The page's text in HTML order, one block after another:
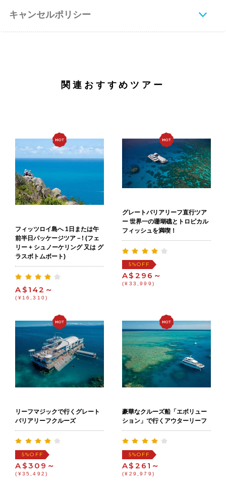
キャンセルポリシー
関連おすすめツアー
フィッツロイ島へ 1日または午
前半日パッケージツア－! (フェ
リー + シュノーケリング 又は グ
ラスボトムボート)
A$142～
(¥16,310)
グレートバリアリーフ直行ツア
ー 世界一の珊瑚礁とトロピカル
フィッシュを満喫！
5%OFF
A$296～
(¥33,999)
リーフマジックで行くグレート
バリアリーフクルーズ
5%OFF
A$309～
(¥35,492)
豪華なクルーズ船「エボリュー
ション」で行くアウターリーフ
5%OFF
A$261～
(¥29,979)